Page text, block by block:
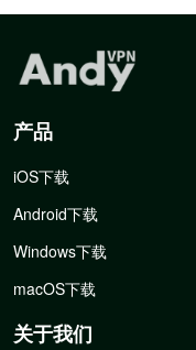
产品
iOS下载
Android下载
Windows下载
macOS下载
关于我们